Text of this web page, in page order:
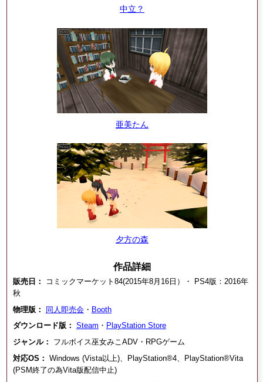
中立？
亜美たん
夕方の森
作品詳細
販売日：
コミックマーケット84(2015年8月16日）・ PS4版：2016年
秋
物理版：
同人即売会・ Booth
ダウンロード版： Steam ・ PlayStation Store
ジャンル：
フルボイス巫女みこADV・RPGゲーム
対応OS： Windows (Vista以上)、PlayStation®4、PlayStation®Vita
(PSM終了の為Vita版配信中止)